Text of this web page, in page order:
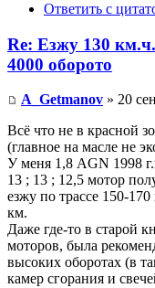
Ответить с
Re: Езжу 130
4000 оборото
A_Getmanov » 20
Всё что не в красной
(главное на масле не
У меня 1,8 AGN 1998
13 ; 13 ; 12,5 мотор
езжу по трассе 150-
км.
Даже где-то в старой
моторов, была
высоких оборотах (в
камер сгорания и